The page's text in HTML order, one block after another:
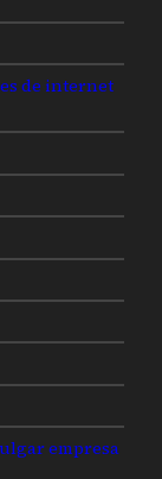
de internet
empresa